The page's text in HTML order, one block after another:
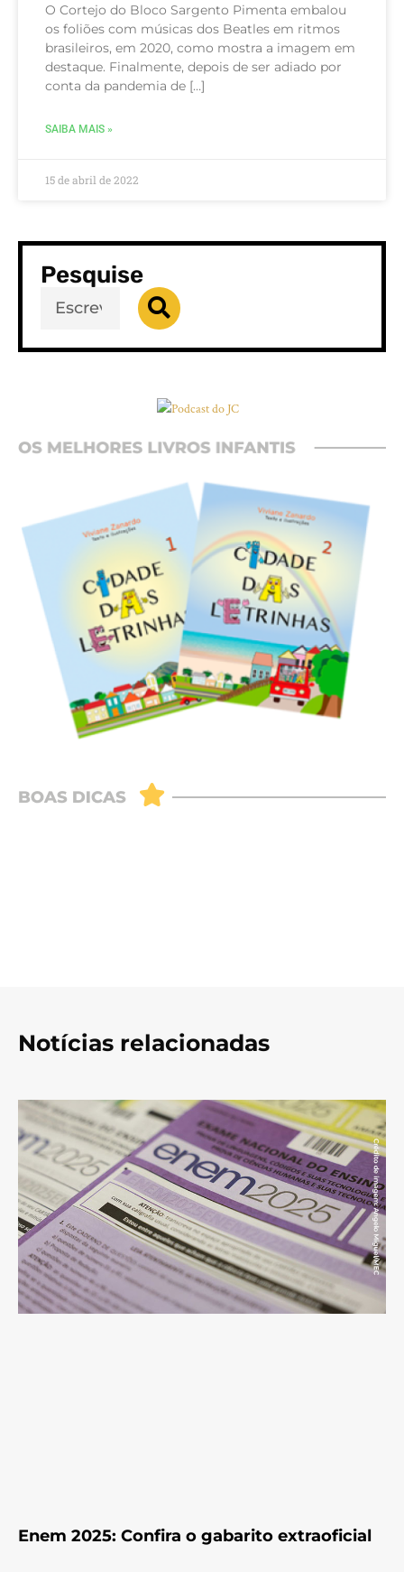
O Cortejo do Bloco Sargento Pimenta embalou
os foliões com músicas dos Beatles em ritmos
brasileiros, em 2020, como mostra a imagem em
destaque. Finalmente, depois de ser adiado por
conta da pandemia de […]
SAIBA MAIS »
15 de abril de 2022
Pesquise
Notícias relacionadas
Enem 2025: Confira o gabarito extraoficial